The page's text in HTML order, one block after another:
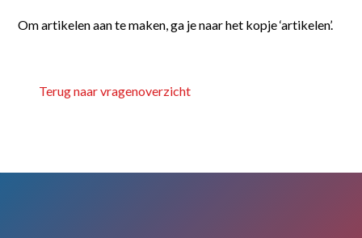
Foto’s en bijlagen
Om artikelen aan te maken, ga je naar het kopje ‘artikelen’.
Terug naar vragenoverzicht